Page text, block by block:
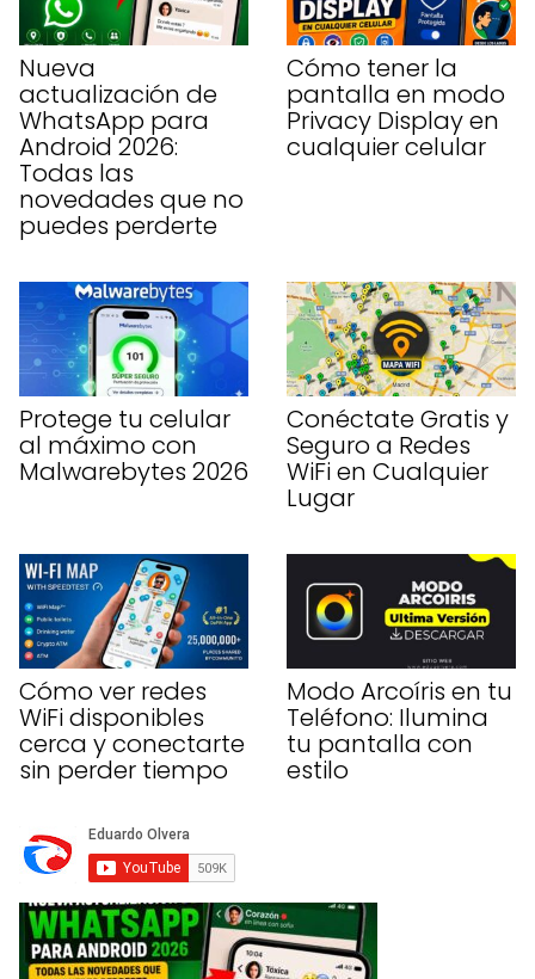
Nueva
actualización de
WhatsApp para
Android 2026:
Todas las
novedades que no
puedes perderte
Cómo tener la
pantalla en modo
Privacy Display en
cualquier celular
Protege tu celular
al máximo con
Malwarebytes 2026
Conéctate Gratis y
Seguro a Redes
WiFi en Cualquier
Lugar
Cómo ver redes
WiFi disponibles
cerca y conectarte
sin perder tiempo
Modo Arcoíris en tu
Teléfono: Ilumina
tu pantalla con
estilo